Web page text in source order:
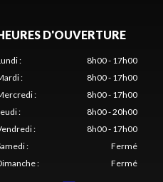
D'OUVERTURE
:
8h00 - 17h00
:
8h00 - 17h00
:
8h00 - 17h00
:
8h00 - 20h00
:
8h00 - 17h00
:
Fermé
: Fermé